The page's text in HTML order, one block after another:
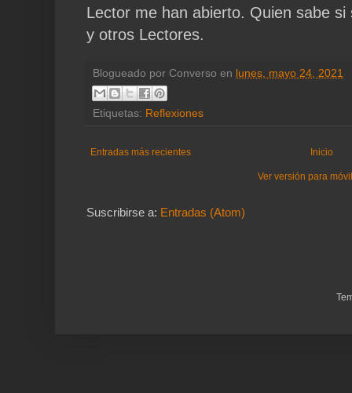
Lector me han abierto. Quien sabe
y otros Lectores.
Blogueado por Converso en lunes, mayo 24, 2021
Etiquetas: Reflexiones
Entradas más recientes Inicio
Ver versión para
Suscribirse a: Entradas (Atom)